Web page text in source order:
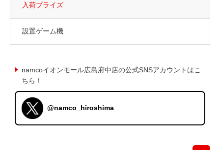
入荷プライズ
設置ゲーム機
namcoイオンモール広島府中店の公式SNSアカウントはこ
ちら！
@namco_hiroshima